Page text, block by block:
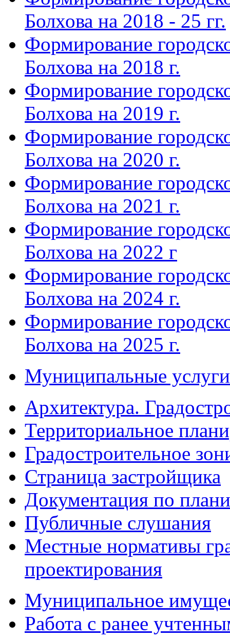
Болхова на 2018 - 25 гг.
Формирование
Болхова на 2018 г.
Формирование
Болхова на 2019 г.
Формирование
Болхова на 2020 г.
Формирование
Болхова на 2021 г.
Формирование
Болхова на 2022 г
Формирование
Болхова на 2024 г.
Формирование
Болхова на 2025 г.
Муниципальные услуги
Архитектура.
Территориальное
Градостроительное
Страница застройщика
Документация по
Публичные слушания
Местные нормативы
проектирования
Муниципальное
Работа с ранее